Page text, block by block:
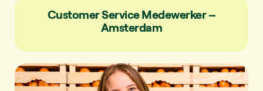
Customer Service Medewerker –
Amsterdam